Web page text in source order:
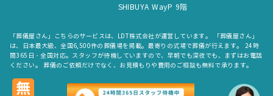
SHIBUYA WayP 9階
「葬儀屋さん」こちらのサービスは、LDT株式会社が運営しています。 「葬儀屋さん」
は、日本最大級、全国6,500件の葬儀場を掲載。最寄りの式場で葬儀が行えます。 24時
間365日・全国対応。スタッフが待機していますので、早朝でも深夜でも、まずはお電話
ください。 葬儀のご依頼だけでなく、お見積もりや費用のご相談も無料で承ります。